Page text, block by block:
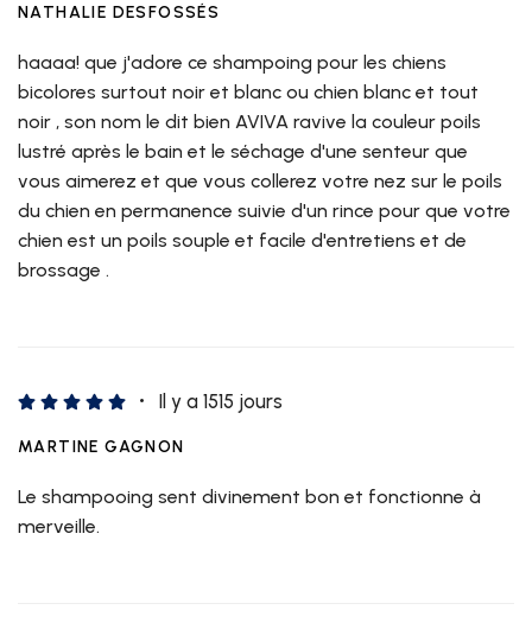
NATHALIE DESFOSSÉS
haaaa! que j'adore ce shampoing pour les chiens
bicolores surtout noir et blanc ou chien blanc et tout
noir , son nom le dit bien AVIVA ravive la couleur poils
lustré après le bain et le séchage d'une senteur que
vous aimerez et que vous collerez votre nez sur le poils
du chien en permanence suivie d'un rince pour que votre
chien est un poils souple et facile d'entretiens et de
brossage .
Il y a 1515 jours
MARTINE GAGNON
Le shampooing sent divinement bon et fonctionne à
merveille.